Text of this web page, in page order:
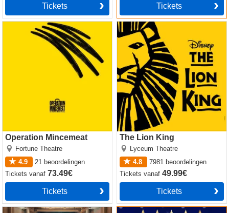
Tickets Tickets
Operation Mincemeat
Fortune Theatre
4.9
21 beoordelingen
Ticketsvanaf 73.49€
Tickets
Operation Mincemeat
The Lion King
Lyceum Theatre
4.8
7981 beoordelingen
Ticketsvanaf49.99€
Tickets
The Lion King
Witness for the Prosecution Sinatra the Musical